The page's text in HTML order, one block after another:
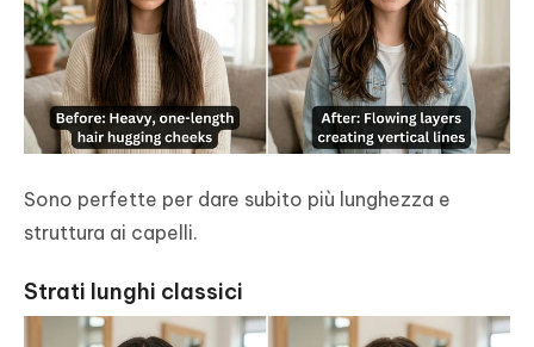
Sono perfette per dare subito più lunghezza e
struttura ai capelli.
Strati lunghi classici